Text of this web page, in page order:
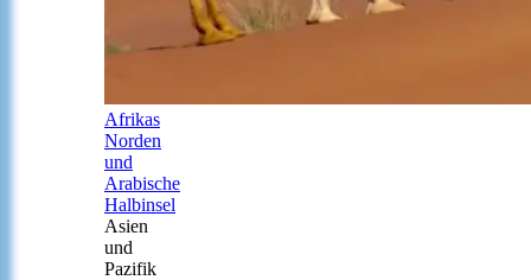
Afrikas
Norden
und
Arabische
Halbinsel
Asien
und
Pazifik